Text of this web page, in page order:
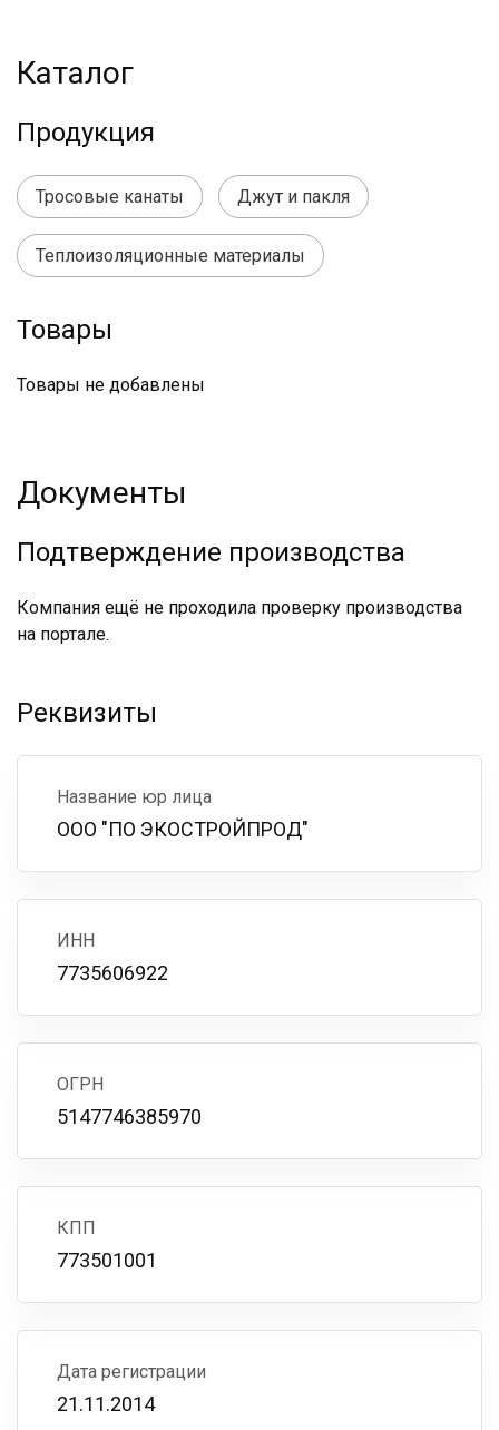
Каталог
Продукция
Тросовые канаты Джут и пакля
Теплоизоляционные материалы
Товары
Товары не добавлены
Документы
Подтверждение производства
Компания ещё не проходила проверку производства
на портале.
Реквизиты
Название юр лица
ООО "ПО ЭКОСТРОЙПРОД"
ИНН
7735606922
ОГРН
5147746385970
КПП
773501001
Дата регистрации
21.11.2014